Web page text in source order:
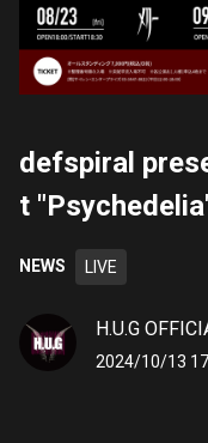
defspiral
t
NEWS LIVE
H.U.G
2024/10/13